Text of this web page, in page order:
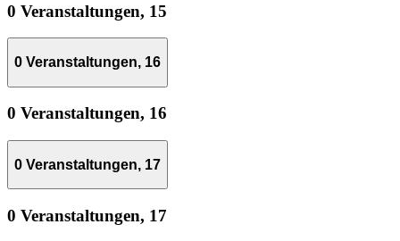
0 Veranstaltungen, 15
0 Veranstaltungen, 16
0 Veranstaltungen, 16
0 Veranstaltungen, 17
0 Veranstaltungen, 17